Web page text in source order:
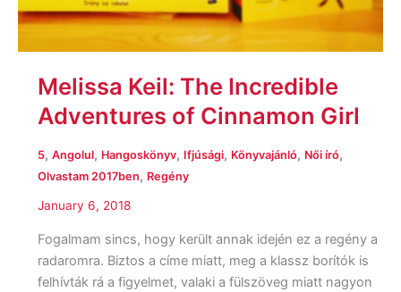
Melissa Keil: The Incredible
Adventures of Cinnamon Girl
5, Angolul, Hangoskönyv, Ifjúsági, Könyvajánló, Női író,
Olvastam 2017ben, Regény
January 6, 2018
Fogalmam sincs, hogy került annak idején ez a regény a
radaromra. Biztos a címe miatt, meg a klassz borítók is
felhívták rá a figyelmet, valaki a fülszöveg miatt nagyon